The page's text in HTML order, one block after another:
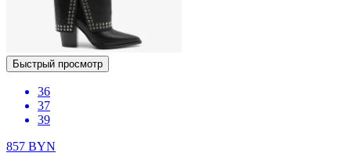
Быстрый просмотр
36
37
39
857 BYN